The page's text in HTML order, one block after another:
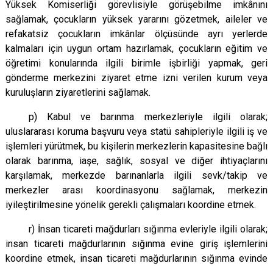
Yüksek Komiserliği görevlisiyle görüşebilme imkânını
sağlamak, çocukların yüksek yararını gözetmek, aileler ve
refakatsiz çocukların imkânlar ölçüsünde ayrı yerlerde
kalmaları için uygun ortam hazırlamak, çocukların eğitim ve
öğretimi konularında ilgili birimle işbirliği yapmak, geri
gönderme merkezini ziyaret etme izni verilen kurum veya
kuruluşların ziyaretlerini sağlamak.
p) Kabul ve barınma merkezleriyle ilgili olarak;
uluslararası koruma başvuru veya statü sahipleriyle ilgili iş ve
işlemleri yürütmek, bu kişilerin merkezlerin kapasitesine bağlı
olarak barınma, iaşe, sağlık, sosyal ve diğer ihtiyaçlarını
karşılamak, merkezde barınanlarla ilgili sevk/takip ve
merkezler arası koordinasyonu sağlamak, merkezin
iyileştirilmesine yönelik gerekli çalışmaları koordine etmek.
r) İnsan ticareti mağdurları sığınma evleriyle ilgili olarak;
insan ticareti mağdurlarının sığınma evine giriş işlemlerini
koordine etmek, insan ticareti mağdurlarının sığınma evinde